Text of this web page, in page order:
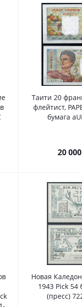
Таити 20
флейтист,
20 000
Новая
1943 Pick 54 бумага UNC
(пресс)